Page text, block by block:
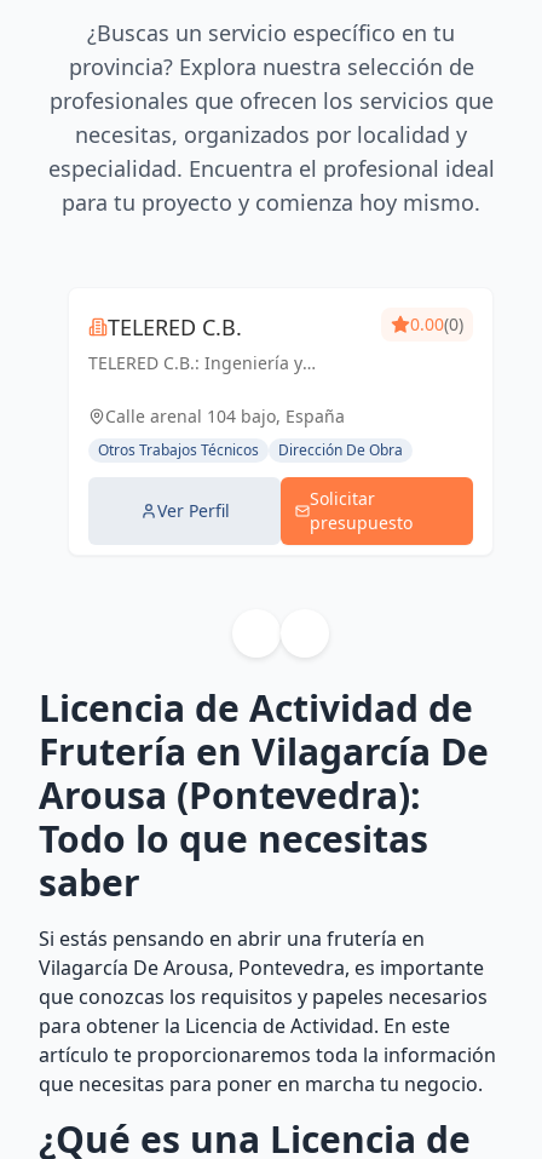
¿Buscas un servicio específico en tu
provincia? Explora nuestra selección de
profesionales que ofrecen los servicios que
necesitas, organizados por localidad y
especialidad. Encuentra el profesional ideal
para tu proyecto y comienza hoy mismo.
TELERED C.B.
TELERED C.B.: Ingeniería y
mundo conectado. Soluciones
integrales, calidad y experiencia
en Vigo y Pontevedra.
0.00(0)
Calle arenal 104 bajo, España
Otros Trabajos Técnicos Dirección De Obra
Ver Perfil
Solicitar
presupuesto
Licencia de Actividad de
Frutería en Vilagarcía De
Arousa (Pontevedra):
Todo lo que necesitas
saber
Si estás pensando en abrir una frutería en
Vilagarcía De Arousa, Pontevedra, es importante
que conozcas los requisitos y papeles necesarios
para obtener la Licencia de Actividad. En este
artículo te proporcionaremos toda la información
que necesitas para poner en marcha tu negocio.
¿Qué es una Licencia de